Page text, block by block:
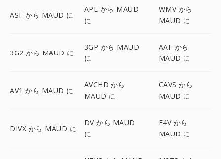
ASF から MAUD に
APE から MAUD
に
WMV から
MAUD に
3G2 から MAUD に
3GP から MAUD
に
AAF から
MAUD に
AV1 から MAUD に
AVCHD から
MAUD に
CAVS から
MAUD に
DIVX から MAUD に
DV から MAUD
に
F4V から
MAUD に